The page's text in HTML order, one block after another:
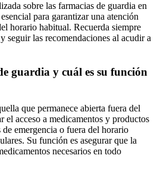
sobre las farmacias de guardia en
para garantizar una atención
horario habitual. Recuerda siempre
seguir las recomendaciones al acudir a
guardia y cuál es su función
que permanece abierta fuera del
el acceso a medicamentos y productos
de emergencia o fuera del horario
Su función es asegurar que la
necesarios en todo